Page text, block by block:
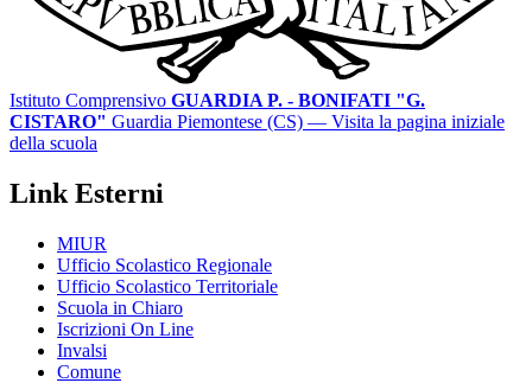
Istituto Comprensivo GUARDIA P. - BONIFATI "G.
CISTARO" Guardia Piemontese (CS) — Visita la pagina iniziale
della scuola
Link Esterni
MIUR
Ufficio Scolastico Regionale
Ufficio Scolastico Territoriale
Scuola in Chiaro
Iscrizioni On Line
Invalsi
Comune